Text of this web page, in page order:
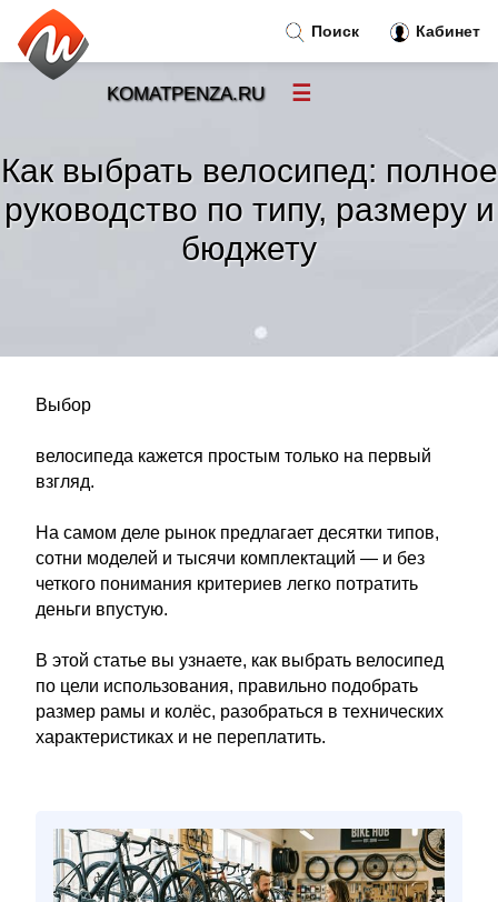
Как выбрать велосипед: полное
руководство по типу, размеру и
бюджету
Выбор
велосипеда кажется простым только на первый
взгляд.
На самом деле рынок предлагает десятки типов,
сотни моделей и тысячи комплектаций — и без
четкого понимания критериев легко потратить
деньги впустую.
В этой статье вы узнаете, как выбрать велосипед
по цели использования, правильно подобрать
размер рамы и колёс, разобраться в технических
характеристиках и не переплатить.
Поиск Кабинет
KOMATPENZA.RU ☰
Новости»
Тренды новостей»